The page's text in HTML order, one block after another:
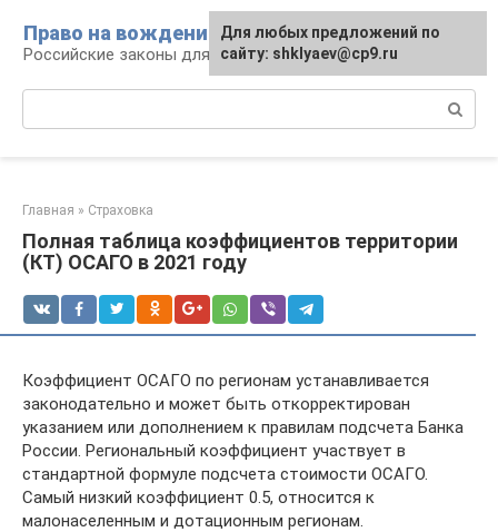
контенту
Право на вождение
Российские законы для автомобилистов
Главная » Страховка
Полная таблица коэффициентов территории
(КТ) ОСАГО в 2021 году
Коэффициент ОСАГО по регионам устанавливается
законодательно и может быть откорректирован
указанием или дополнением к правилам подсчета Банка
России. Региональный коэффициент участвует в
стандартной формуле подсчета стоимости ОСАГО.
Самый низкий коэффициент 0.5, относится к
малонаселенным и дотационным регионам.
Для любых предложений по
сайту: shklyaev@cp9.ru